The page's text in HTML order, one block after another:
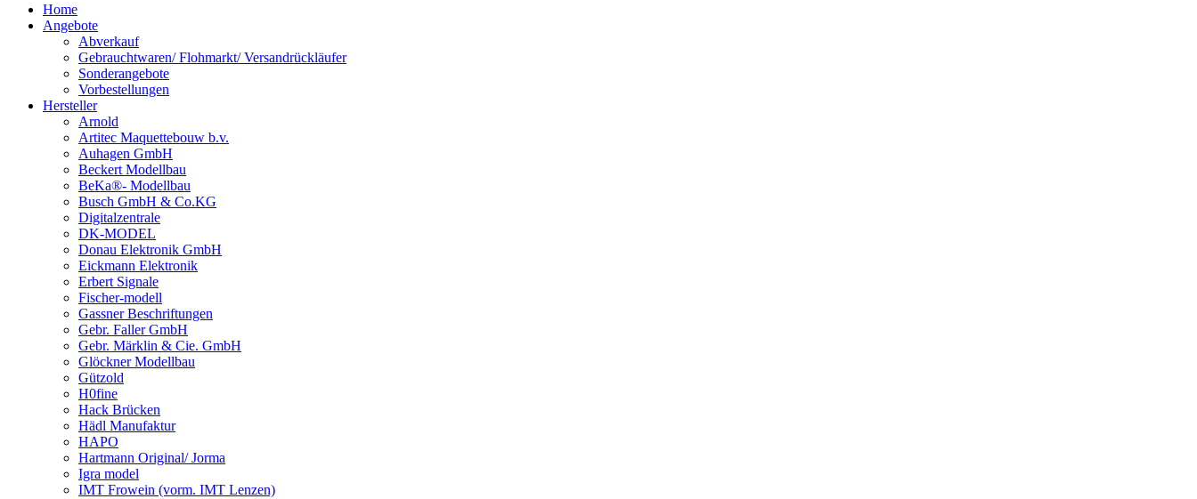
Home
Angebote
Abverkauf
Gebrauchtwaren/ Flohmarkt/ Versandrückläufer
Sonderangebote
Vorbestellungen
Hersteller
Arnold
Artitec Maquettebouw b.v.
Auhagen GmbH
Beckert Modellbau
BeKa®- Modellbau
Busch GmbH & Co.KG
Digitalzentrale
DK-MODEL
Donau Elektronik GmbH
Eickmann Elektronik
Erbert Signale
Fischer-modell
Gassner Beschriftungen
Gebr. Faller GmbH
Gebr. Märklin & Cie. GmbH
Glöckner Modellbau
Gützold
H0fine
Hack Brücken
Hädl Manufaktur
HAPO
Hartmann Original/ Jorma
Igra model
IMT Frowein (vorm. IMT Lenzen)